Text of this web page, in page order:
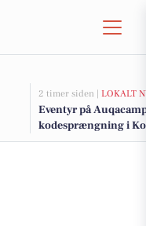
2 timer siden | LOKALT
Eventyr på
kodesprængning i